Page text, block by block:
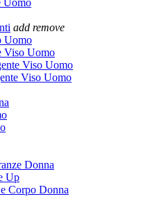
Uomo
add remove
Uomo
Viso Uomo
Viso Uomo
Viso Uomo
Donna
Up
Corpo Donna